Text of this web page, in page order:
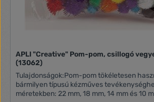
APLI "Creative" Pom-pom, csillogó
(13062)
Tulajdonságok:Pom-pom tökéletesen használható
bármilyen típusú kézműves tevékenységhez
méretekben: 22 mm, 18 mm, 14 mm és 10 mm vegyes